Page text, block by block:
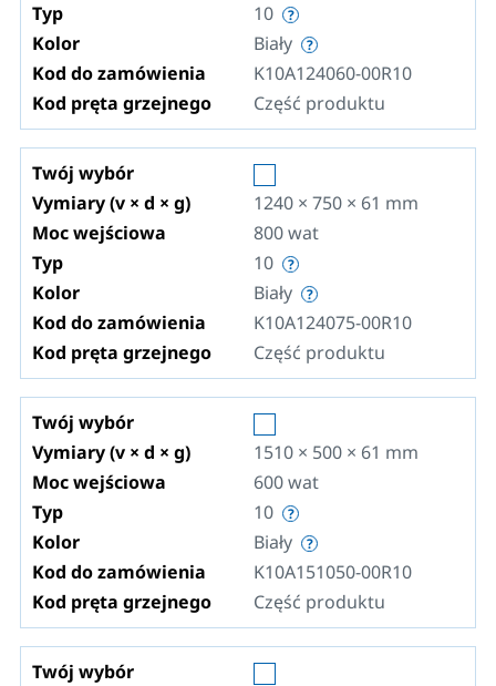
Typ
10
Kolor
Biały
Kod do zamówienia
K10A124060-00R10
Kod pręta grzejnego
Część produktu
Twój wybór
Vymiary (v × d × g)
1240 × 750 × 61 mm
Moc wejściowa
800wat
Typ
10
Kolor
Biały
Kod do zamówienia
K10A124075-00R10
Kod pręta grzejnego
Część produktu
Twój wybór
Vymiary (v × d × g)
1510 × 500 × 61 mm
Moc wejściowa
600wat
Typ
10
Kolor
Biały
Kod do zamówienia
K10A151050-00R10
Kod pręta grzejnego
Część produktu
Twój wybór